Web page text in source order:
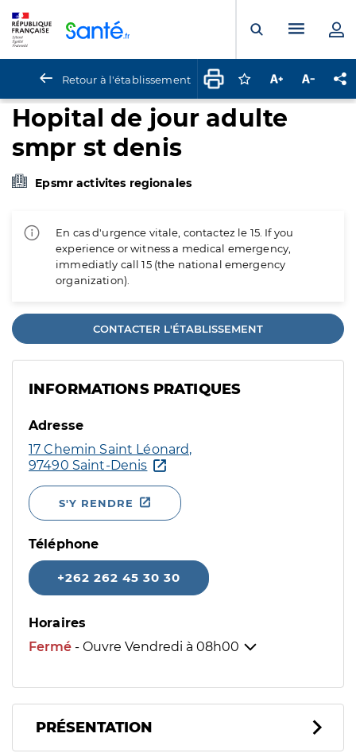
Ouvrir laMenu
Retour à l'établissement Connectez-vous
Augmenter la
Hopital de jour adulte
smpr st denis
Epsmr activites regionales
En cas d'urgence vitale, contactez le 15. If you
experience or witness a medical emergency,
immediatly call 15 (the national emergency
organization).
CONTACTER L'ÉTABLISSEMENT
INFORMATIONS PRATIQUES
Adresse
17 Chemin Saint Léonard,
97490 Saint-Denis
S'Y RENDRE
Téléphone
+262 262 45 30 30
Horaires
Fermé - Ouvre Vendredi à 08h00
PRÉSENTATION